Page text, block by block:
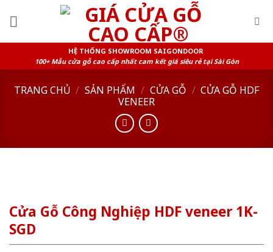
HỆ THỐNG SHOWROOM SAIGONDOOR
100+ Mẫu cửa gỗ cao cấp nhất cam kết giá siêu rẻ tại Sài Gòn
TRANG CHỦ / SẢN PHẨM / CỬA GỖ / CỬA GỖ HDF
VENEER
Cửa Gỗ Công Nghiệp HDF veneer 1K-
SGD